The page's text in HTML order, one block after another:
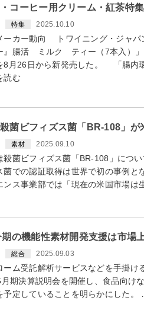
コーヒー用クリーム・紅茶
特集 2025.10.10
カー動向 トワイニング・ジャパ
』腸活 ミルク ティー（7本入）
8月26日から新発売した。 「腸内
読む
菌ビフィズス菌「BR-108」
素材 2025.09.10
菌ビフィズス菌「BR-108」につ
菌での認証取得は世界で初の事例
ンス事業部では「現在の米国市場
期の機能性素材開発支援は市場
総合 2025.09.03
ム受託解析サービスなどを手掛け
期決算説明会を開催し、食品向け
予定していることを明らかにした